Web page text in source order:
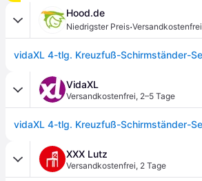
Hood.de
Niedrigster Preis·Versandkostenfrei
VidaXL
Versandkostenfrei, 2–5 Tage
XXX Lutz
Versandkostenfrei, 2 Tage